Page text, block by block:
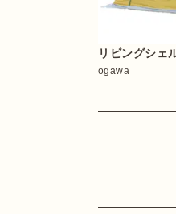
リビングシェ
ogawa